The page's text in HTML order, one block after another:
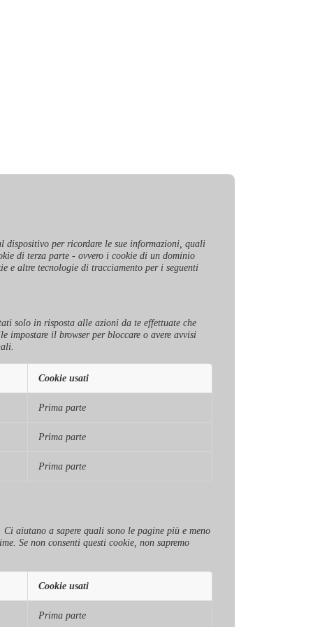
dispositivo per ricordare le sue informazioni, quali
di terza parte - ovvero i cookie di un dominio
e altre tecnologie di tracciamento per i seguenti
solo in risposta alle azioni da te effettuate che
impostare il browser per bloccare o avere avvisi
Cookie usati
Prima parte
Prima parte
Prima parte
aiutano a sapere quali sono le pagine più e meno
Se non consenti questi cookie, non sapremo
Cookie usati
Prima parte